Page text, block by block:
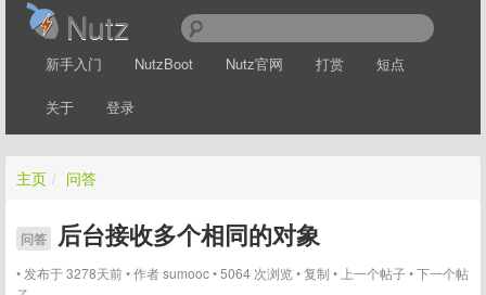
Nutz
新手入门 NutzBoot Nutz官网 打赏 短点
关于 登录
主页 / 问答
问答 后台接收多个相同的对象
发布于 3278天前 作者sumooc 5064 次浏览 复制 上一个帖子 下一个帖